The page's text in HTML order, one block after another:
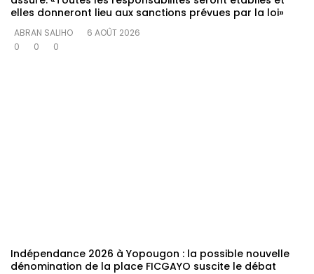
elles donneront lieu aux sanctions prévues par la loi»
ABRAN SALIHO
6 AOÛT 2026
0
0 0
Indépendance 2026 à Yopougon : la possible nouvelle
dénomination de la place FICGAYO suscite le débat